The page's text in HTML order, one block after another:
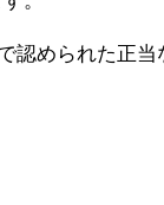
認められた正